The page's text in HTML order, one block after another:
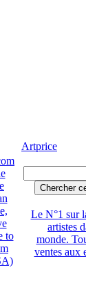
to
Artprice
Le N°1 sur
artistes
monde.
ventes aux